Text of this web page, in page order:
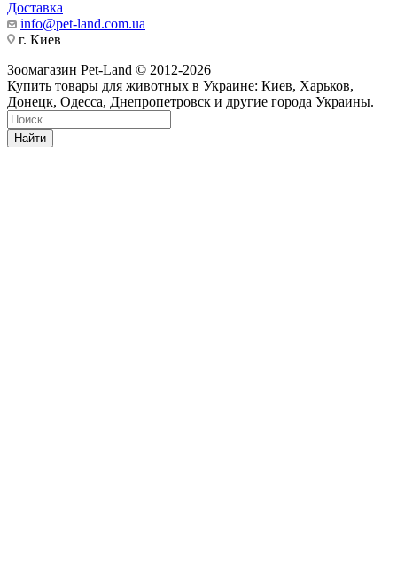
Доставка
info@pet-land.com.ua
г. Киев
Зоомагазин Pet-Land © 2012-2026
Купить товары для животных в Украине: Киев, Харьков,
Донецк, Одесса, Днепропетровск и другие города Украины.
Найти